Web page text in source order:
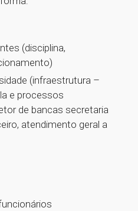
(disciplina,
(infraestrutura –
e processos
de bancas secretaria
atendimento geral a